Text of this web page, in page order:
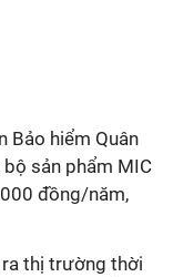
Bảo hiểm Quân
sản phẩm MIC
đồng/năm,
thị trường thời